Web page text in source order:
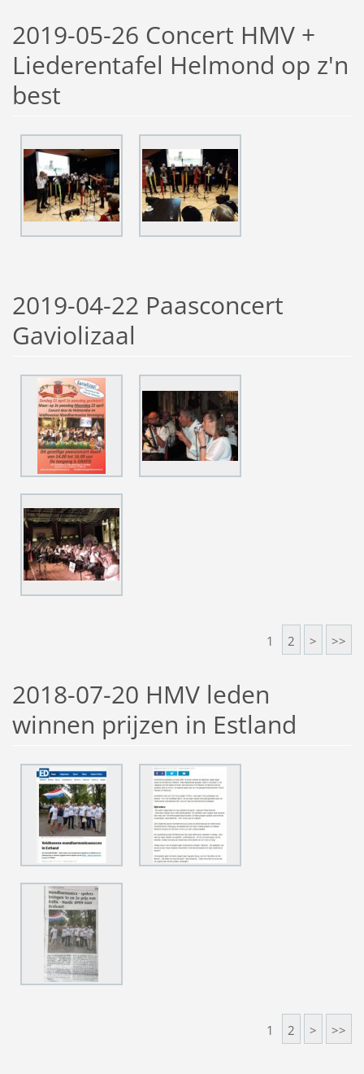
2019-05-26 Concert HMV +
Liederentafel Helmond op z'n
best
2019-04-22 Paasconcert
Gaviolizaal
1 2 > >>
2018-07-20 HMV leden
winnen prijzen in Estland
1 2 > >>